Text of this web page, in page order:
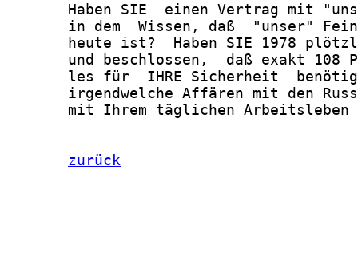
Haben SIE  einen Vertrag mit
in dem  Wissen, daß  "unser"
heute ist?  Haben SIE 1978
und beschlossen,  daß exakt 108
les für  IHRE Sicherheit
irgendwelche Affären mit den
mit Ihrem täglichen Arbeitsleben
zurück